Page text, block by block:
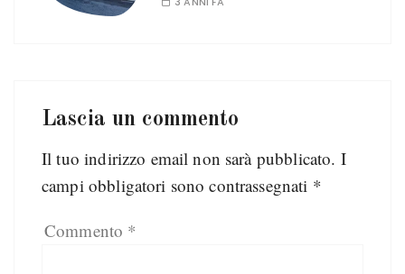
Lascia un commento
Il tuo indirizzo email non sarà pubblicato. I
campi obbligatori sono contrassegnati *
Commento *